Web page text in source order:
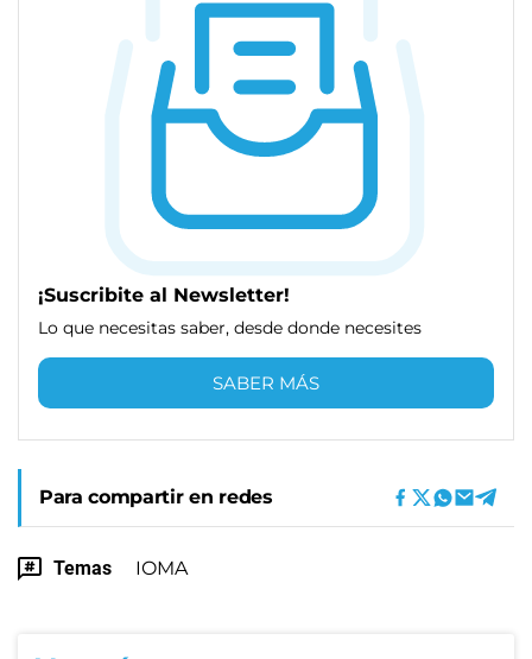
¡Suscribite al Newsletter!
Lo que necesitas saber, desde donde necesites
SABER MÁS
Para compartir en redes
Temas IOMA